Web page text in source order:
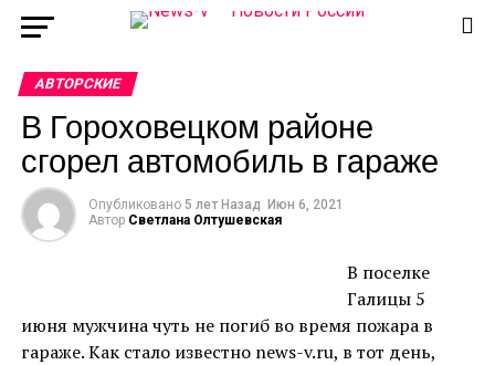
АВТОРСКИЕ
В Гороховецком районе
сгорел автомобиль в гараже
Опубликовано 5 лет Назад
Июн 6, 2021
Автор Светлана Олтушевская
В поселке
Галицы 5
июня мужчина чуть не погиб во время пожара в
гараже. Как стало известно news-v.ru, в тот день,